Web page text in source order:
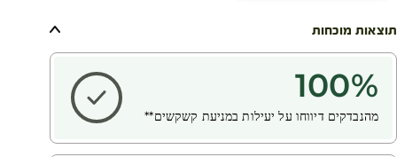
ומונעות את חזרתם.
תוצאות מוכחות
100%
מהנבדקים דיווחו על יעילות במניעת קשקשים**